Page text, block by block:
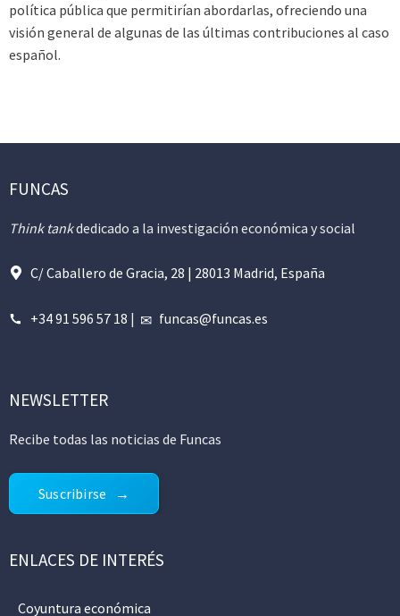
política pública que permitirían abordarlas, ofreciendo una
visión general de algunas de las últimas contribuciones al caso
español.
FUNCAS
Think tankdedicado a la investigación económica y social
C/ Caballero de Gracia, 28 | 28013 Madrid, España
+34 91 596 57 18 | funcas@funcas.es
NEWSLETTER
Recibe todas las noticias de Funcas
Suscribirse
ENLACES DE INTERÉS
Coyuntura económica